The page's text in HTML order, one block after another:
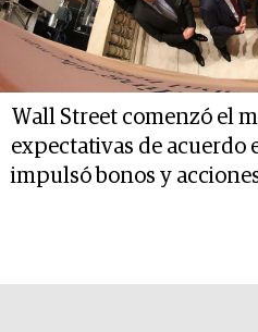
Wall Street comenzó el
expectativas de acuerdo
impulsó bonos y